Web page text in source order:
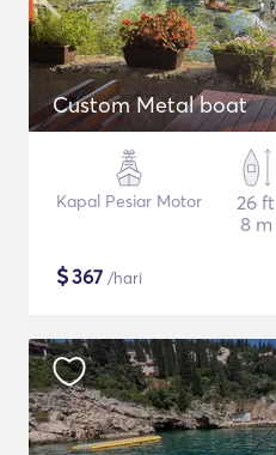
Custom Metal boat
Kapal Pesiar Motor
26 ft
8 m
$367 /hari